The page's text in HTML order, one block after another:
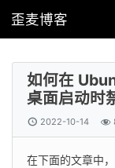
歪麦博客
如何在
桌面启动时
2022-10-14
在下面的文章中